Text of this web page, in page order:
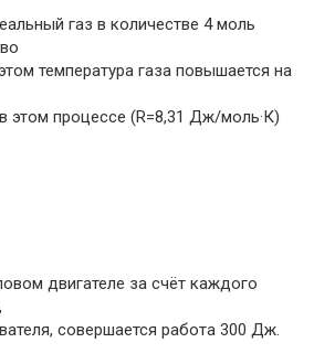
газ в количестве 4 моль
температура газа повышается на
этом процессе (R=8,31 Дж/моль·К)
двигателе за счёт каждого
совершается работа 300 Дж.